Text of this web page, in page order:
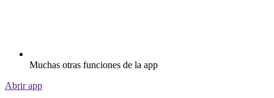
Muchas otras funciones de la app
Abrir app